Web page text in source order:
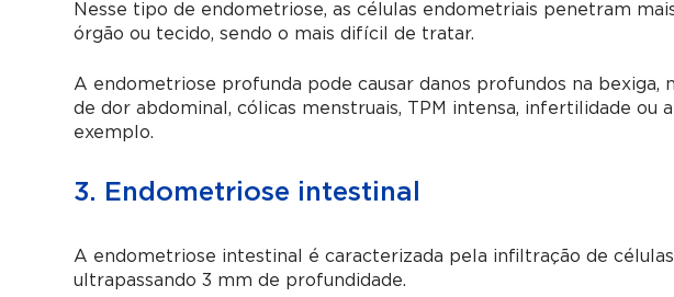
Nesse tipo de endometriose, as células endometriais penetram
órgão ou tecido, sendo o mais difícil de tratar.
A endometriose profunda pode causar danos profundos na bexiga,
de dor abdominal, cólicas menstruais, TPM intensa, infertilidade ou
exemplo.
3. Endometriose intestinal
A endometriose intestinal é caracterizada pela infiltração de
ultrapassando 3 mm de profundidade.